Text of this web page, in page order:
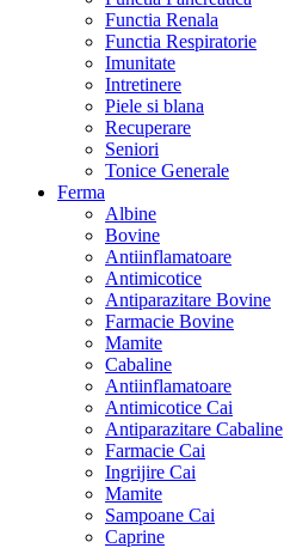
Functia Renala
Functia Respiratorie
Imunitate
Intretinere
Piele si blana
Recuperare
Seniori
Tonice Generale
Ferma
Albine
Bovine
Antiinflamatoare
Antimicotice
Antiparazitare Bovine
Farmacie Bovine
Mamite
Cabaline
Antiinflamatoare
Antimicotice Cai
Antiparazitare Cabaline
Farmacie Cai
Ingrijire Cai
Mamite
Sampoane Cai
Caprine